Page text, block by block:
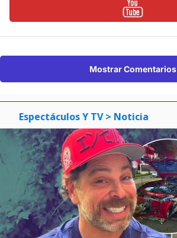
Mostrar Comentarios
Espectáculos Y TV > Noticia